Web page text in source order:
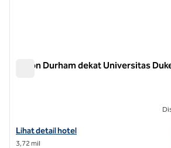
Hilton Durham dekat Universitas
Lihat detail hotel untuk Hilton Durham
Lihat detail hotel
3,72 mil